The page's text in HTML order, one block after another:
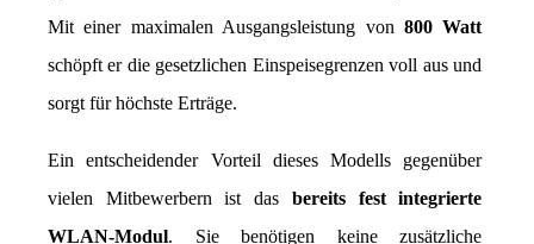
Mit einer maximalen Ausgangsleistung von 800 Watt
schöpft er die gesetzlichen Einspeisegrenzen voll aus und
sorgt für höchste Erträge.
Ein entscheidender Vorteil dieses Modells gegenüber
vielen Mitbewerbern ist das bereits fest integrierte
WLAN-Modul. Sie benötigen keine zusätzliche